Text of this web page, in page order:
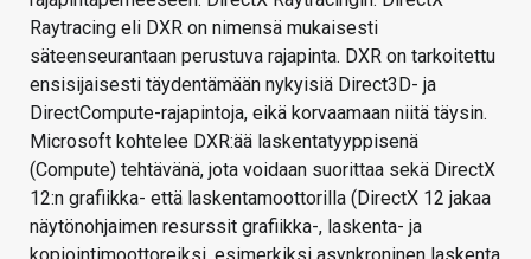
Raytracing eli DXR on nimensä mukaisesti
säteenseurantaan perustuva rajapinta. DXR on tarkoitettu
ensisijaisesti täydentämään nykyisiä Direct3D- ja
DirectCompute-rajapintoja, eikä korvaamaan niitä täysin.
Microsoft kohtelee DXR:ää laskentatyyppisenä
(Compute) tehtävänä, jota voidaan suorittaa sekä DirectX
12:n grafiikka- että laskentamoottorilla (DirectX 12 jakaa
näytönohjaimen resurssit grafiikka-, laskenta- ja